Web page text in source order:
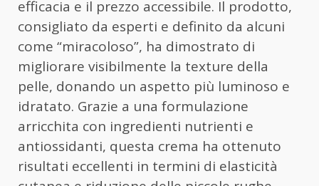
efficacia e il prezzo accessibile. Il prodotto,
consigliato da esperti e definito da alcuni
come “miracoloso”, ha dimostrato di
migliorare visibilmente la texture della
pelle, donando un aspetto più luminoso e
idratato. Grazie a una formulazione
arricchita con ingredienti nutrienti e
antiossidanti, questa crema ha ottenuto
risultati eccellenti in termini di elasticità